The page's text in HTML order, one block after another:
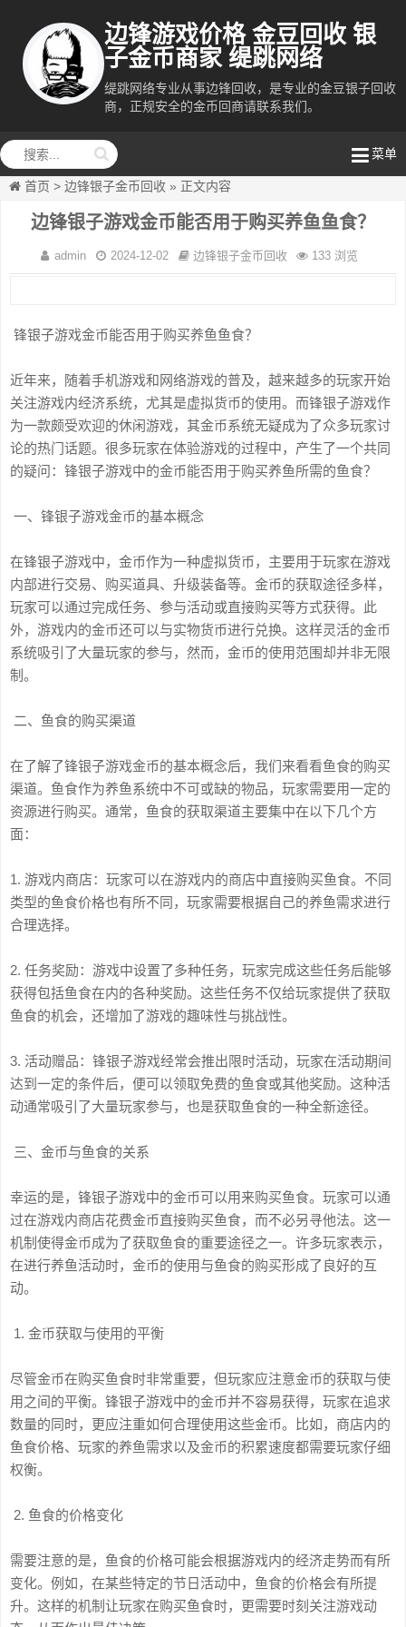
边锋游戏价格 金豆回收 银
子金币商家 缇跳网络
缇跳网络专业从事边锋回收，是专业的金豆银子回收
商，正规安全的金币回商请联系我们。
菜单
首页 > 边锋银子金币回收 » 正文内容
边锋银子游戏金币能否用于购买养鱼鱼食？
admin 2024-12-02 边锋银子金币回收 133 浏览
锋银子游戏金币能否用于购买养鱼鱼食？
近年来，随着手机游戏和网络游戏的普及，越来越多的玩家开始
关注游戏内经济系统，尤其是虚拟货币的使用。而锋银子游戏作
为一款颇受欢迎的休闲游戏，其金币系统无疑成为了众多玩家讨
论的热门话题。很多玩家在体验游戏的过程中，产生了一个共同
的疑问：锋银子游戏中的金币能否用于购买养鱼所需的鱼食？
一、锋银子游戏金币的基本概念
在锋银子游戏中，金币作为一种虚拟货币，主要用于玩家在游戏
内部进行交易、购买道具、升级装备等。金币的获取途径多样，
玩家可以通过完成任务、参与活动或直接购买等方式获得。此
外，游戏内的金币还可以与实物货币进行兑换。这样灵活的金币
系统吸引了大量玩家的参与，然而，金币的使用范围却并非无限
制。
二、鱼食的购买渠道
在了解了锋银子游戏金币的基本概念后，我们来看看鱼食的购买
渠道。鱼食作为养鱼系统中不可或缺的物品，玩家需要用一定的
资源进行购买。通常，鱼食的获取渠道主要集中在以下几个方
面：
1. 游戏内商店：玩家可以在游戏内的商店中直接购买鱼食。不同
类型的鱼食价格也有所不同，玩家需要根据自己的养鱼需求进行
合理选择。
2. 任务奖励：游戏中设置了多种任务，玩家完成这些任务后能够
获得包括鱼食在内的各种奖励。这些任务不仅给玩家提供了获取
鱼食的机会，还增加了游戏的趣味性与挑战性。
3. 活动赠品：锋银子游戏经常会推出限时活动，玩家在活动期间
达到一定的条件后，便可以领取免费的鱼食或其他奖励。这种活
动通常吸引了大量玩家参与，也是获取鱼食的一种全新途径。
三、金币与鱼食的关系
幸运的是，锋银子游戏中的金币可以用来购买鱼食。玩家可以通
过在游戏内商店花费金币直接购买鱼食，而不必另寻他法。这一
机制使得金币成为了获取鱼食的重要途径之一。许多玩家表示，
在进行养鱼活动时，金币的使用与鱼食的购买形成了良好的互
动。
1. 金币获取与使用的平衡
尽管金币在购买鱼食时非常重要，但玩家应注意金币的获取与使
用之间的平衡。锋银子游戏中的金币并不容易获得，玩家在追求
数量的同时，更应注重如何合理使用这些金币。比如，商店内的
鱼食价格、玩家的养鱼需求以及金币的积累速度都需要玩家仔细
权衡。
2. 鱼食的价格变化
需要注意的是，鱼食的价格可能会根据游戏内的经济走势而有所
变化。例如，在某些特定的节日活动中，鱼食的价格会有所提
升。这样的机制让玩家在购买鱼食时，更需要时刻关注游戏动